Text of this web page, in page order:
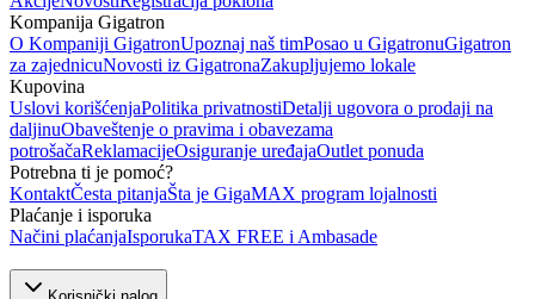
Kompanija Gigatron
O Kompaniji GigatronUpoznaj naš timPosao u GigatronuGigatron
za zajednicuNovosti iz GigatronaZakupljujemo lokale
Kupovina
Uslovi korišćenjaPolitika privatnostiDetalji ugovora o prodaji na
daljinuObaveštenje o pravima i obavezama
potrošačaReklamacijeOsiguranje uređajaOutlet ponuda
Potrebna ti je pomoć?
KontaktČesta pitanjaŠta je GigaMAX program lojalnosti
Plaćanje i isporuka
Načini plaćanjaIsporukaTAX FREE i Ambasade